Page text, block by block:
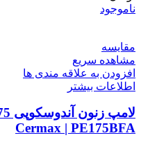
ناموجود
مقایسه
مشاهده سریع
افزودن به علاقه مندی ها
اطلاعات بیشتر
Cermax | PE175BFA